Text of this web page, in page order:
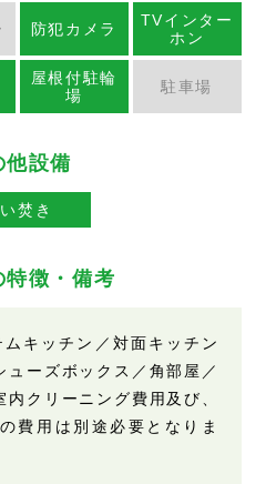
防犯カメラ
TVインター
ホン
屋根付駐輪
場
駐車場
他設備
焚き
特徴・備考
キッチン／対面キッチン
ューズボックス／角部屋／
クリーニング費用及び、
費用は別途必要となりま